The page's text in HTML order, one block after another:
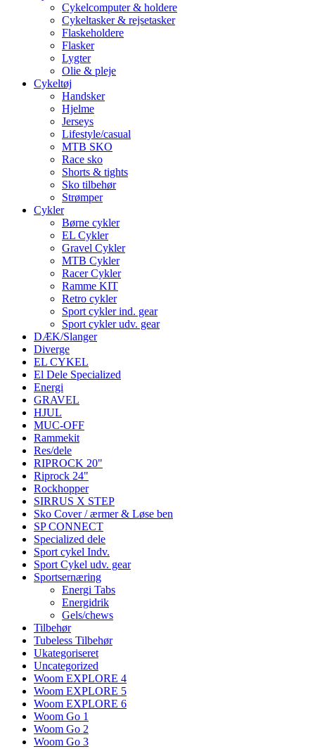
Cykelcomputer & holdere
Cykeltasker & rejsetasker
Flaskeholdere
Flasker
Lygter
Olie & pleje
Cykeltøj
Handsker
Hjelme
Jerseys
Lifestyle/casual
MTB SKO
Race sko
Shorts & tights
Sko tilbehør
Strømper
Cykler
Børne cykler
EL Cykler
Gravel Cykler
MTB Cykler
Racer Cykler
Ramme KIT
Retro cykler
Sport cykler ind. gear
Sport cykler udv. gear
DÆK/Slanger
Diverge
EL CYKEL
El Dele Specialized
Energi
GRAVEL
HJUL
MUC-OFF
Rammekit
Res/dele
RIPROCK 20"
Riprock 24"
Rockhopper
SIRRUS X STEP
Sko Cover / ærmer & Løse ben
SP CONNECT
Specialized dele
Sport cykel Indv.
Sport Cykel udv. gear
Sportsernæring
Energi Tabs
Energidrik
Gels/chews
Tilbehør
Tubeless Tilbehør
Ukategoriseret
Uncategorized
Woom EXPLORE 4
Woom EXPLORE 5
Woom EXPLORE 6
Woom Go 1
Woom Go 2
Woom Go 3